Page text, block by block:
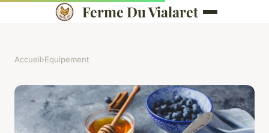
Ferme Du Vialaret
Accueil›Equipement